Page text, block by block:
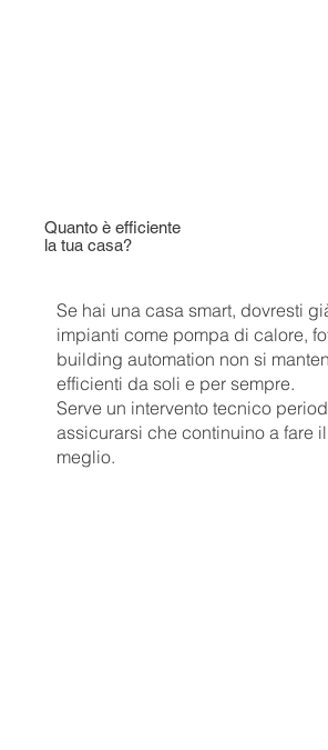
Quanto è efficiente
la tua casa?
Se hai una casa smart, dovresti
impianti come pompa di calore,
building automation non si
efficienti da soli e per sempre.
Serve un intervento tecnico
assicurarsi che continuino a fare
meglio.